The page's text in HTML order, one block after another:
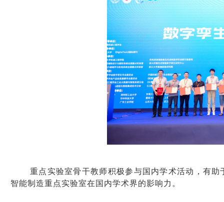
重点实验室骨干教师积极参与国内学术活动，有
智能制造重点实验室在国内学术界的影响力。